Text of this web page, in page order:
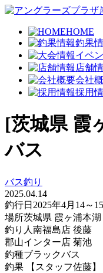
HOME
釣果
イベ
店舗
会社
採用
[茨城県 霞
バス
バス釣り
2025.04.14
釣行日 2025年4月14～
場所茨城県 霞ヶ浦本湖
釣り人 南福島店 後藤
郡山インター店 菊池
釣種ブラックバス
釣果 【スタッフ佐藤】